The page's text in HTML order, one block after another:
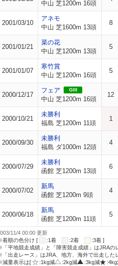
中山 芝1200m 16頭
2001/03/10
アネモ
中山 芝1600m 13頭
8
2001/01/21
菜の花
中山 芝1200m 13頭
5
2001/01/07
寒竹賞
中山 芝1200m 16頭
5
2000/12/17
フェア GIII
中山 芝1200m 16頭
12
2000/10/21
未勝利
福島 芝1200m 11頭
1
2000/09/30
未勝利
福島 ダ1000m 12頭
4
2000/07/29
未勝利
函館 芝1200m 13頭
6
2000/07/02
新馬
函館 芝1200m 9頭
4
2000/06/18
新馬
函館 芝1200m 11頭
5
11/4 00:00 更新
順の色分け [
:1着 :2着
:3着 ]
平地競走成績」と「障害競走成績」はJRAの
出走レース」はJRA、地方、海外で出走した
量表示は[
:1kg減 :2kg減 :3kg減